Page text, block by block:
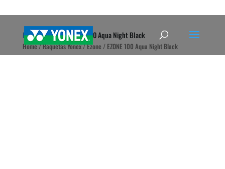
Home»Tienda»EZONE 100 Aqua Night Black
Home/Raquetas Yonex/Ezone / EZONE 100 Aqua Night Black